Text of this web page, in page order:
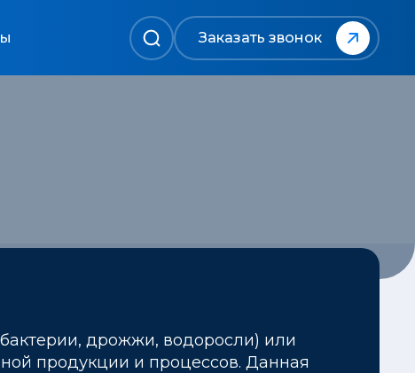
Заказать звонок
дрожжи, водоросли) или
продукции и процессов. Данная